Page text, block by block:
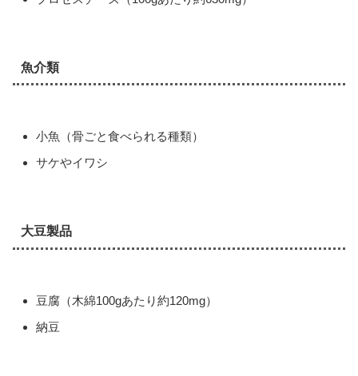
魚介類
小魚（骨ごと食べられる種類）
サケやイワシ
大豆製品
豆腐（木綿100gあたり約120mg）
納豆